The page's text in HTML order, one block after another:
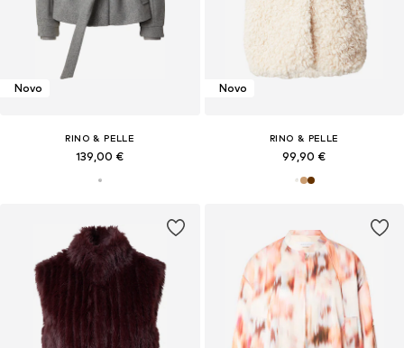
Novo
RINO & PELLE
139,00 €
Novo
RINO & PELLE
99,90 €